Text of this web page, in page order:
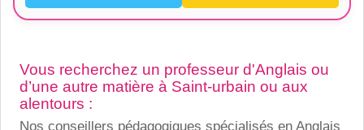
Vous recherchez un professeur d'Anglais ou
d’une autre matière à Saint-urbain ou aux
alentours :
Nos conseillers pédagogiques spécialisés en Anglais